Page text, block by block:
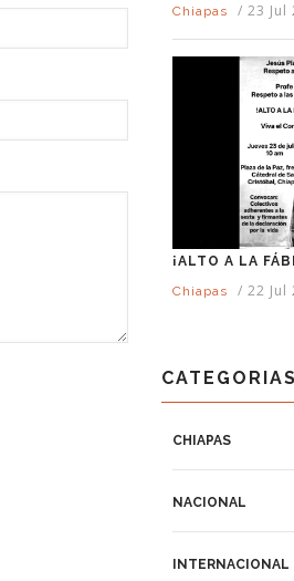
Chiapas
/ 23 Jul
¡ALTO A LA
Chiapas
/ 22 Jul
CATEGORIAS
CHIAPAS
NACIONAL
INTERNACIONAL